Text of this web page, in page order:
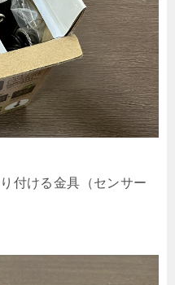
付ける金具（センサー